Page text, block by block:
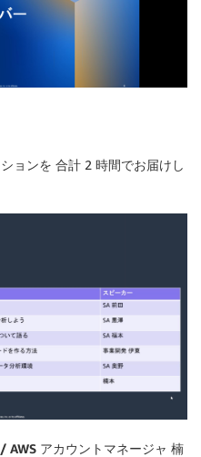
ョンを 合計 2 時間でお届けし
AWS アカウントマネージャ 楠